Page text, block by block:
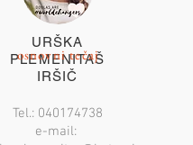
URŠKA
PLEMENITAŠ
IRŠIČ
Tel.: 040174738
e-mail:
osnovni tečaj